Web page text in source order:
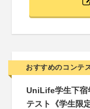
おすすめのコンテ
UniLife学生下宿
テスト《学生限定